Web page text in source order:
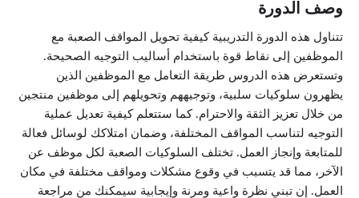
وصف الدورة
تتناول هذه الدورة التدريبية كيفية تحويل المواقف الصعبة مع
الموظفين إلى نقاط قوة باستخدام أساليب التوجيه الصحيحة.
وتستعرض هذه الدروس طريقة التعامل مع الموظفين الذين
يظهرون سلوكيات سلبية، وتوجيههم وتحويلهم إلى موظفين منتجين
من خلال تعزيز الثقة والاحترام. كما ستتعلم كيفية تعديل عملية
التوجيه لتناسب المواقف المختلفة، وضمان امتلاكك لوسائل فعالة
للمتابعة وإنجاز العمل. تختلف السلوكيات الصعبة لكل موظف عن
الآخر، مما قد يتسبب في وقوع مشكلات ومواقف مختلفة في مكان
العمل. إن تبني نظرة واعية ومرنة وإيجابية سيمكنك من مراجعة